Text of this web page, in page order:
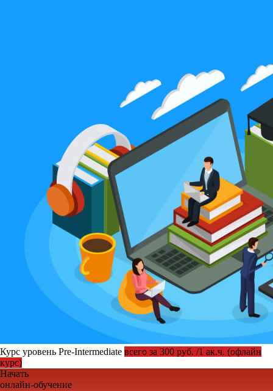
Курс уровень Pre-Intermediate всего за 300 руб. /1 ак.ч. (офлайн
курс)
Начать
онлайн-обучение